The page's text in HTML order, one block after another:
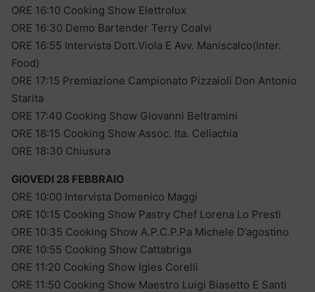
ORE 16:10 Cooking Show Elettrolux
ORE 16:30 Demo Bartender Terry Coalvi
ORE 16:55 Intervista Dott.Viola E Avv. Maniscalco(Inter.
Food)
ORE 17:15 Premiazione Campionato Pizzaioli Don Antonio
Starita
ORE 17:40 Cooking Show Giovanni Beltramini
ORE 18:15 Cooking Show Assoc. Ita. Celiachia
ORE 18:30 Chiusura
GIOVEDI 28 FEBBRAIO
ORE 10:00 Intervista Domenico Maggi
ORE 10:15 Cooking Show Pastry Chef Lorena Lo Presti
ORE 10:35 Cooking Show A.P.C.P.Pa Michele D’agostino
ORE 10:55 Cooking Show Cattabriga
ORE 11:20 Cooking Show Igles Corelli
ORE 11:50 Cooking Show Maestro Luigi Biasetto E Santi